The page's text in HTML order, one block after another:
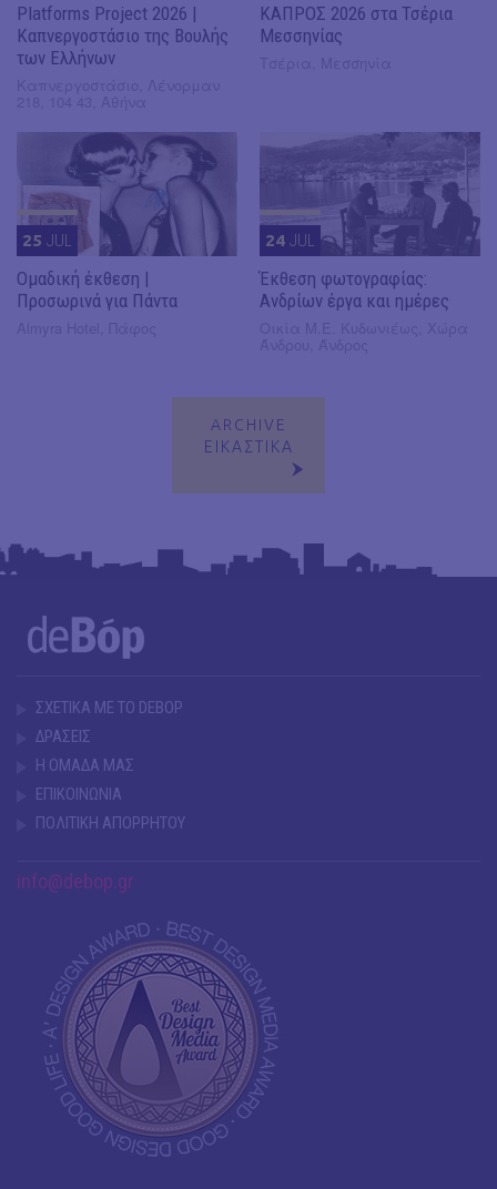
Platforms Project 2026 |
Καπνεργοστάσιο της Βουλής
των Ελλήνων
ΚΑΠΡΟΣ 2026 στα Τσέρια
Μεσσηνίας
25 JUL
Ομαδική έκθεση |
Προσωρινά για Πάντα
24 JUL
Έκθεση φωτογραφίας:
Ανδρίων έργα και ημέρες
ARCHIVE
ΕΙΚΑΣΤΙΚΑ
ΣΧΕΤΙΚΑ ΜΕ ΤΟ DEBOP
ΔΡΑΣΕΙΣ
Η ΟΜΑΔΑ ΜΑΣ
ΕΠΙΚΟΙΝΩΝΙΑ
ΠΟΛΙΤΙΚΗ ΑΠΟΡΡΗΤΟΥ
info@debop.gr